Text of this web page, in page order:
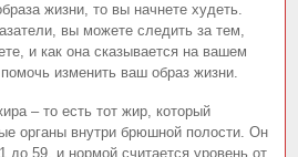
жизни, то вы начнете худеть.
вы можете следить за тем,
и как она сказывается на вашем
изменить ваш образ жизни.
– то есть тот жир, который
органы внутри брюшной полости. Он
до 59, и нормой считается уровень от